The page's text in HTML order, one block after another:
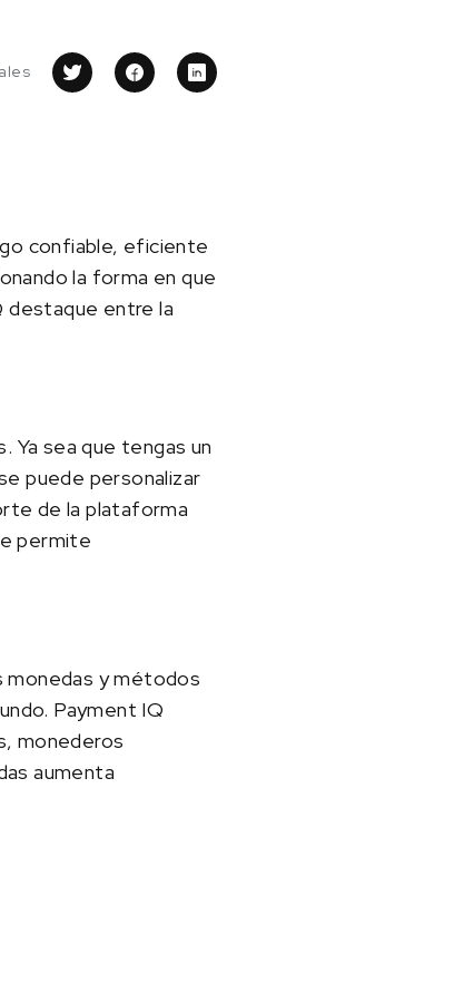
confiable, eficiente
la forma en que
destaque entre la
Ya sea que tengas un
puede personalizar
de la plataforma
permite
monedas y métodos
Payment IQ
monederos
aumenta